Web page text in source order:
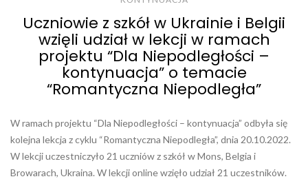
Uczniowie z szkół w Ukrainie i Belgii
wzięli udział w lekcji w ramach
projektu “Dla Niepodległości –
kontynuacja” o temacie
“Romantyczna Niepodległa”
W ramach projektu “Dla Niepodległości – kontynuacja” odbyła się
kolejna lekcja z cyklu “Romantyczna Niepodległa”, dnia 20.10.2022.
W lekcji uczestniczyło 21 uczniów z szkół w Mons, Belgia i
Browarach, Ukraina. W lekcji online wzięło udział 21 uczestników.